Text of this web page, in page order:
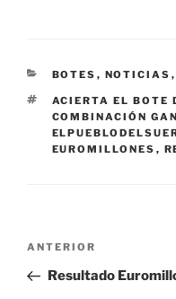
CATEGORÍAS
BOTES , NOTICIAS ,
ETIQUETAS
ACIERTA EL BOTE
COMBINACIÓN
EUROMILLONES ,
Navegación
entradas
Entrada
anterior:
ANTERIOR
Resultado